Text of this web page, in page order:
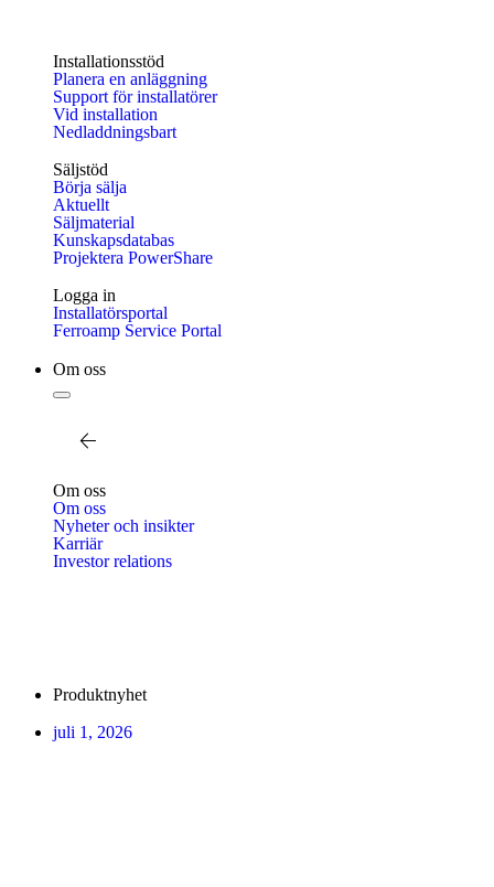
Installationsstöd
Planera en anläggning
Support för installatörer
Vid installation
Nedladdningsbart
Säljstöd
Börja sälja
Aktuellt
Säljmaterial
Kunskapsdatabas
Projektera PowerShare
Logga in
Installatörsportal
Ferroamp Service Portal
Om oss
Om oss
Om oss
Nyheter och insikter
Karriär
Investor relations
Produktnyhet
juli 1, 2026